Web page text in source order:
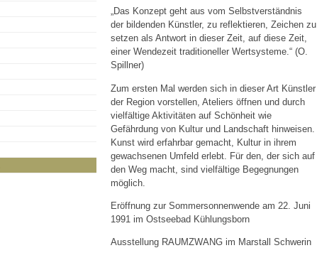
„Das Konzept geht aus vom Selbstverständnis
der bildenden Künstler, zu reflektieren, Zeichen zu
setzen als Antwort in dieser Zeit, auf diese Zeit,
einer Wendezeit traditioneller Wertsysteme.“ (O.
Spillner)
Zum ersten Mal werden sich in dieser Art Künstler
der Region vorstellen, Ateliers öffnen und durch
vielfältige Aktivitäten auf Schönheit wie
Gefährdung von Kultur und Landschaft hinweisen.
Kunst wird erfahrbar gemacht, Kultur in ihrem
gewachsenen Umfeld erlebt. Für den, der sich auf
den Weg macht, sind vielfältige Begegnungen
möglich.
Eröffnung zur Sommersonnenwende am 22. Juni
1991 im Ostseebad Kühlungsborn
Ausstellung RAUMZWANG im Marstall Schwerin